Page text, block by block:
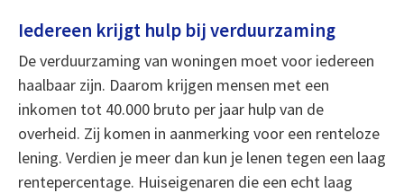
Iedereen krijgt hulp bij verduurzaming
De verduurzaming van woningen moet voor iedereen
haalbaar zijn. Daarom krijgen mensen met een
inkomen tot 40.000 bruto per jaar hulp van de
overheid. Zij komen in aanmerking voor een renteloze
lening. Verdien je meer dan kun je lenen tegen een laag
rentepercentage. Huiseigenaren die een echt laag